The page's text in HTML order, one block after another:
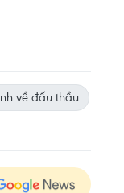
về đấu thầu